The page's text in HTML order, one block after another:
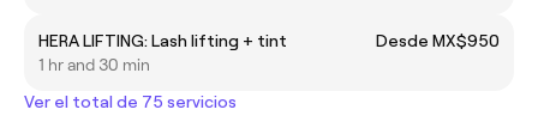
HERA LIFTING: Lash lifting + tint
Desde MX$950
1 hr and 30 min
Ver el total de 75 servicios